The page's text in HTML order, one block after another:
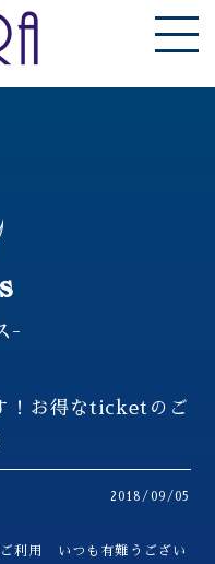
-
！お得なticketのご
2018/09/05
ご利用 いつも有難うござい